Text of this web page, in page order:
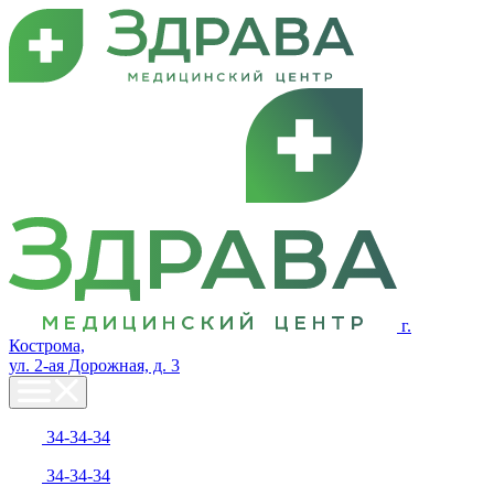
г.
Кострома,
ул. 2-ая Дорожная, д. 3
34-34-34
34-34-34